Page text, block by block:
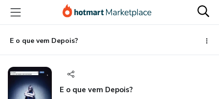
para
conteúdo
principal
para
pagamento
para
rodapé
E o que vem Depois?
E o que vem Depois?